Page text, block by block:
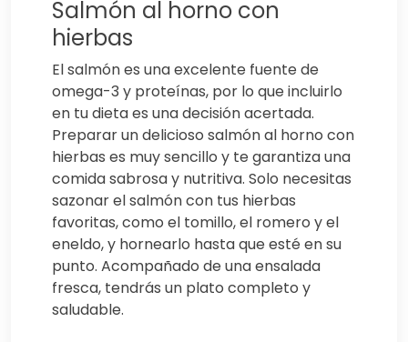
Salmón al horno con
hierbas
El salmón es una excelente fuente de
omega-3 y proteínas, por lo que incluirlo
en tu dieta es una decisión acertada.
Preparar un delicioso salmón al horno con
hierbas es muy sencillo y te garantiza una
comida sabrosa y nutritiva. Solo necesitas
sazonar el salmón con tus hierbas
favoritas, como el tomillo, el romero y el
eneldo, y hornearlo hasta que esté en su
punto. Acompañado de una ensalada
fresca, tendrás un plato completo y
saludable.